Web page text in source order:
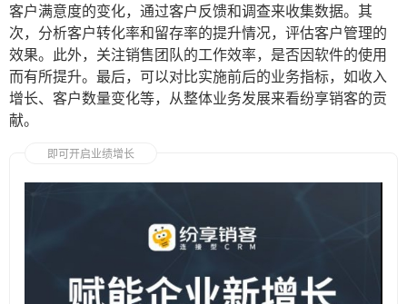
客户满意度的变化，通过客户反馈和调查来收集数据。其
次，分析客户转化率和留存率的提升情况，评估客户管理的
效果。此外，关注销售团队的工作效率，是否因软件的使用
而有所提升。最后，可以对比实施前后的业务指标，如收入
增长、客户数量变化等，从整体业务发展来看纷享销客的贡
献。
即可开启业绩增长